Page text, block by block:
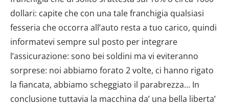
dollari: capite che con una tale franchigia qualsiasi
fesseria che occorra all’auto resta a tuo carico, quindi
informatevi sempre sul posto per integrare
l’assicurazione: sono bei soldini ma vi eviteranno
sorprese: noi abbiamo forato 2 volte, ci hanno rigato
la fiancata, abbiamo scheggiato il parabrezza… In
conclusione tuttavia la macchina da’ una bella liberta’